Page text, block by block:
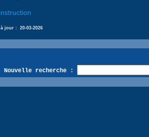
à jour : 20-03-2026
Nouvelle recherche :